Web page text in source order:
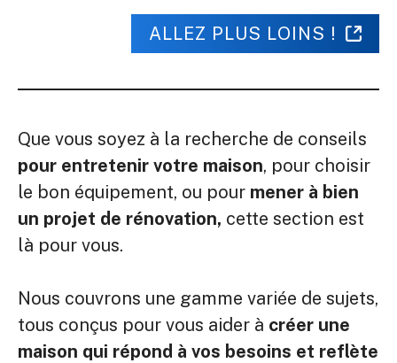
ALLEZ PLUS LOINS !
Que vous soyez à la recherche de conseils
pour entretenir votre maison, pour choisir
le bon équipement, ou pour mener à bien
un projet de rénovation, cette section est
là pour vous.
Nous couvrons une gamme variée de sujets,
tous conçus pour vous aider à créer une
maison qui répond à vos besoins et reflète